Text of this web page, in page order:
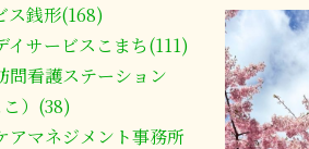
ス銭形(168)
イサービスこまち(111)
問看護ステーション
）(38)
アマネジメント事務所